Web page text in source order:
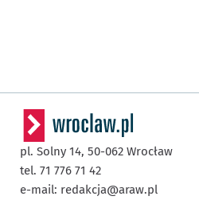
pl. Solny 14, 50-062 Wrocław
tel. 71 776 71 42
e-mail: redakcja@araw.pl